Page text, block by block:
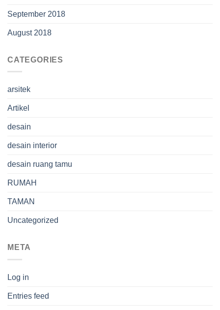
September 2018
August 2018
CATEGORIES
arsitek
Artikel
desain
desain interior
desain ruang tamu
RUMAH
TAMAN
Uncategorized
META
Log in
Entries feed